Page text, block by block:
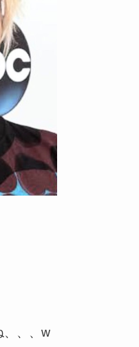
、、、w